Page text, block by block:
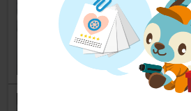
N-BOXカスタム
Ｓフリーダムさん
6
12